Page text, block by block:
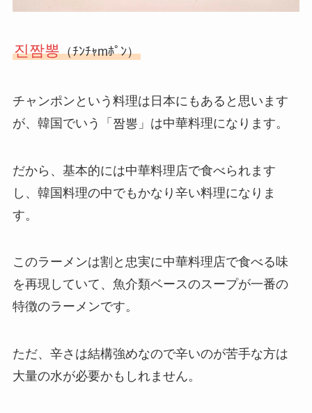
진짬뽕（ﾁﾝﾁｬmﾎﾟﾝ）
チャンポンという料理は日本にもあると思います
が、韓国でいう「짬뽕」は中華料理になります。
だから、基本的には中華料理店で食べられます
し、韓国料理の中でもかなり辛い料理になりま
す。
このラーメンは割と忠実に中華料理店で食べる味
を再現していて、魚介類ベースのスープが一番の
特徴のラーメンです。
ただ、辛さは結構強めなので辛いのが苦手な方は
大量の水が必要かもしれません。